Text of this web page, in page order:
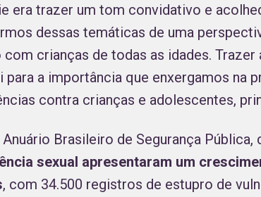
era trazer um tom convidativo e
dessas temáticas de uma
crianças de todas as idades. Trazer
para a importância que enxergamos na
contra crianças e adolescentes,
Brasileiro de Segurança Pública,
sexual apresentaram um
, com 34.500 registros de estupro de